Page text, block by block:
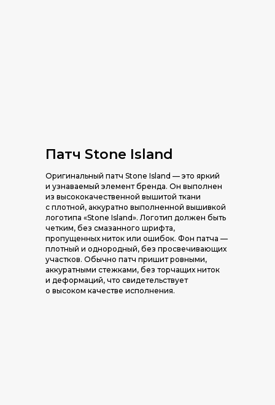
Оригинальный патч Stone Island — это яркий
и узнаваемый элемент бренда. Он выполнен
из высококачественной вышитой ткани
с плотной, аккуратно выполненной вышивкой
логотипа «Stone Island». Логотип должен быть
четким, без смазанного шрифта,
пропущенных ниток или ошибок. Фон патча —
плотный и однородный, без просвечивающих
участков. Обычно патч пришит ровными,
аккуратными стежками, без торчащих ниток
и деформаций, что свидетельствует
о высоком качестве исполнения.
Патч Stone Island